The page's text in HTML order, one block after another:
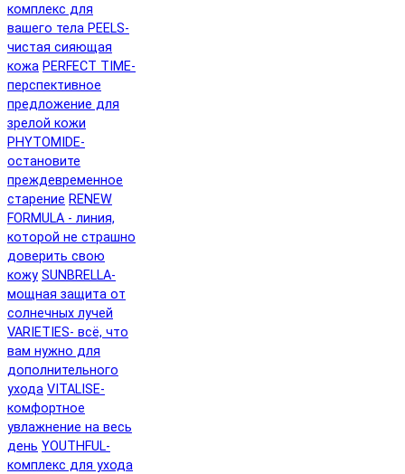
комплекс для
вашего тела PEELS-
чистая сияющая
кожа PERFECT TIME-
перспективное
предложение для
зрелой кожи
PHYTOMIDE-
остановите
преждевременное
старение RENEW
FORMULA - линия,
которой не страшно
доверить свою
кожу SUNBRELLA-
мощная защита от
солнечных лучей
VARIETIES- всё, что
вам нужно для
дополнительного
ухода VITALISE-
комфортное
увлажнение на весь
день YOUTHFUL-
комплекс для ухода